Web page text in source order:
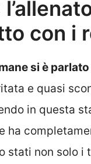
con i
si è
e quasi
in questa
ha
stati non solo